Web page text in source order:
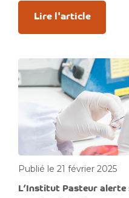
Lire l'article
Publié le 21 février 2025
L’Institut Pasteur alerte